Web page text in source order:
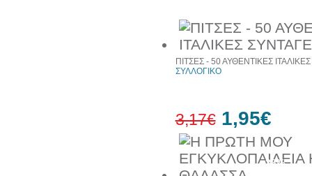
38%
ΠΙΤΣΕΣ - 50 ΑΥΘΕΝΤΙΚΕΣ
ΣΥΛΛΟΓΙΚΟ
3,17€ 1,95€